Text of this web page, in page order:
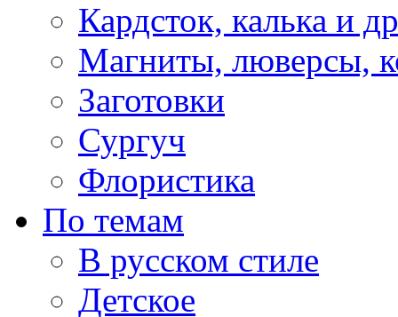
Кардсток, калька и
Магниты, люверсы,
Заготовки
Сургуч
Флористика
По темам
В русском стиле
Детское